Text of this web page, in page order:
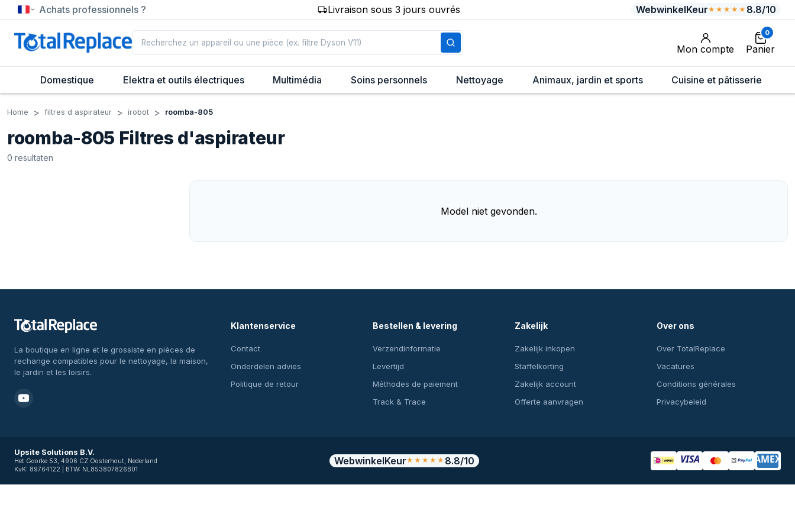
Achats professionnels ? Livraison sous 3 jours ouvrés WebwinkelKeur★★★★★ 8.8/10
Mon compte
0
Panier
Domestique Elektra et outils électriques Multimédia Soins personnels Nettoyage Animaux, jardin et sports Cuisine et pâtisserie
Home filtres d aspirateur irobot roomba-805
roomba-805 Filtres d'aspirateur
0 resultaten
Model niet gevonden.
La boutique en ligne et le grossiste en pièces de
rechange compatibles pour le nettoyage, la maison,
le jardin et les loisirs.
Klantenservice
Contact
Onderdelen advies
Politique de retour
Bestellen & levering
Verzendinformatie
Levertijd
Méthodes de paiement
Track & Trace
Zakelijk
Zakelijk inkopen
Staffelkorting
Zakelijk account
Offerte aanvragen
Over ons
Over TotalReplace
Vacatures
Conditions générales
Privacybeleid
Upsite Solutions B.V.
Het Goorke 53, 4906 CZ Oosterhout, Nederland
KvK: 89764122 | BTW: NL853807826B01
WebwinkelKeur★★★★★ 8.8/10 VISA AMEX